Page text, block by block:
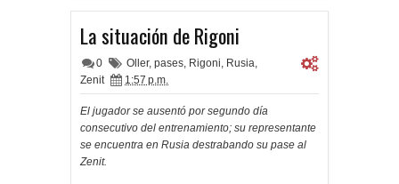
La situación de Rigoni
0 Oller, pases, Rigoni, Rusia,
Zenit
1:57 p.m.
El jugador se ausentó por segundo día
consecutivo del entrenamiento; su representante
se encuentra en Rusia destrabando su pase al
Zenit.